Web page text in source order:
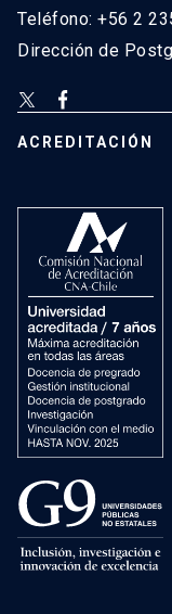
Teléfono: +56 2
Dirección de
ACREDITACIÓN